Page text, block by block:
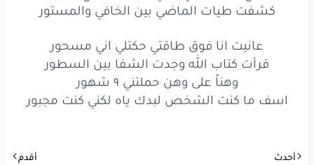
www.lyrics-arabic.com
كشفت طيات الماضي بين الخافي والمستور
عانيت انا فوق طاقتي حكتلي اني مسحور
قرأت كتاب الله وجدت الشفا بين السطور
وهناً على وهن حملتني ٩ شهور
اسف ما كنت الشخص لبدك ياه لكني كنت مجبور
أحدث أقدم